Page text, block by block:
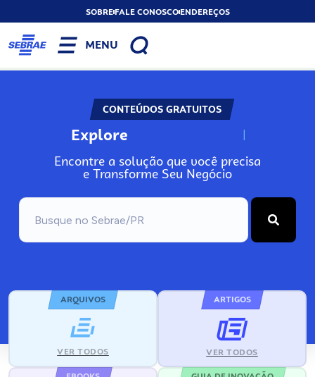
SOBREFALE CONOSCOENDEREÇOS
MENU
CONTEÚDOS GRATUITOS
Explore N
Encontre a solução que você precisa
e Transforme Seu Negócio
ARQUIVOS
VER TODOS
ARTIGOS
VER TODOS